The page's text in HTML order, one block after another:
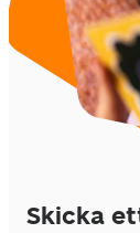
Skicka